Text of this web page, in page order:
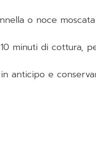
o noce
minuti di cottura,
anticipo e